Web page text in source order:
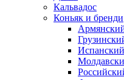
Кальвадос
Коньяк и бренди